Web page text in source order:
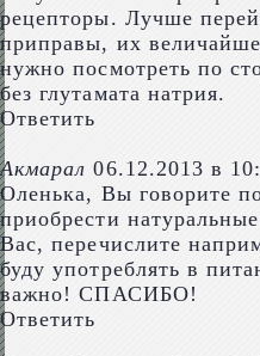
рецепторы. Лучше
приправы, их
нужно посмотреть по
без глутамата натрия.
Ответить
Акмарал 06.12.2013 в
Оленька, Вы говорите
приобрести
Вас, перечислите
буду употреблять в
важно! СПАСИБО!
Ответить